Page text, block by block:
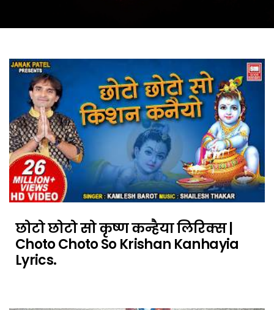
छोटो छोटो सो कृष्ण कन्हैया लिरिक्स |
Choto Choto So Krishan Kanhayia
Lyrics.